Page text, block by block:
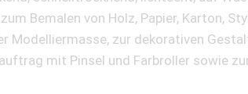
Bemalen von Holz, Papier, Karton,
Modelliermasse, zur dekorativen
mit Pinsel und Farbroller sowie